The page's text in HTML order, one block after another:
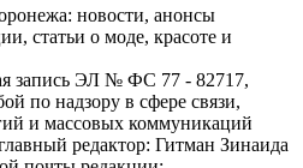
новости, анонсы
статьи о моде, красоте и
запись ЭЛ № ФС 77 - 82717,
по надзору в сфере связи,
и массовых коммуникаций
редактор: Гитман Зинаида